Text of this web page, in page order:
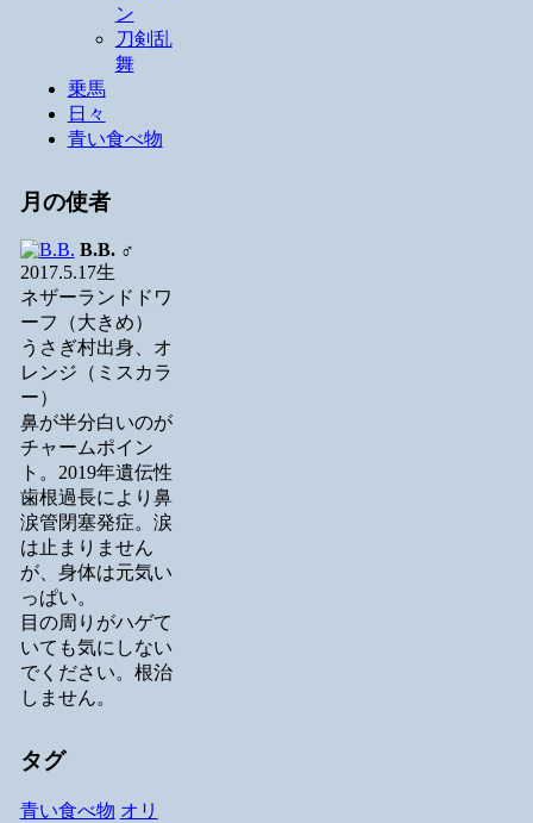
ン
刀剣乱
舞
乗馬
日々
青い食べ物
月の使者
B.B.♂
2017.5.17生
ネザーランドドワ
ーフ（大きめ）
うさぎ村出身、オ
レンジ（ミスカラ
ー）
鼻が半分白いのが
チャームポイン
ト。2019年遺伝性
歯根過長により鼻
涙管閉塞発症。涙
は止まりません
が、身体は元気い
っぱい。
目の周りがハゲて
いても気にしない
でください。根治
しません。
タグ
青い食べ物 オリ